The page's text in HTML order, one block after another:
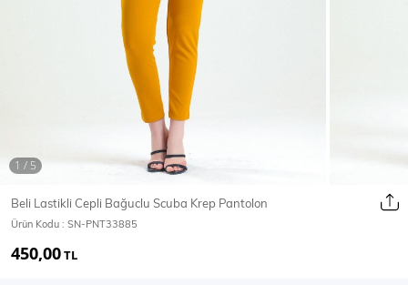
Mont & Kaban
T-Shirt
Beli Lastikli Cepli Bağuclu Scuba Krep Pantolon
Ürün Kodu : SN-PNT33885
450,00TL